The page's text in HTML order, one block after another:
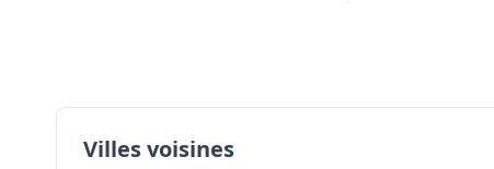
Villes voisines